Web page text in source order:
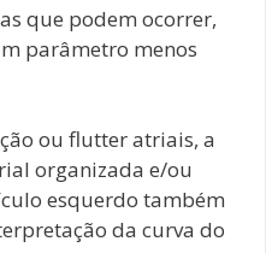
que podem ocorrer,
parâmetro menos
ou flutter atriais, a
organizada e/ou
esquerdo também
da curva do